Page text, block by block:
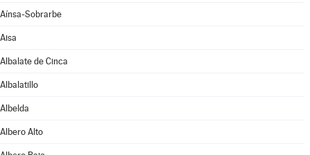
Aínsa-Sobrarbe
Aisa
Albalate de Cinca
Albalatillo
Albelda
Albero Alto